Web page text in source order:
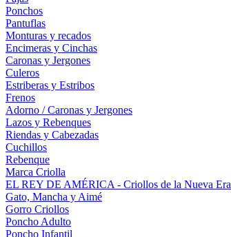
Ponchos
Pantuflas
Monturas y recados
Encimeras y Cinchas
Caronas y Jergones
Culeros
Estriberas y Estribos
Frenos
Adorno / Caronas y Jergones
Lazos y Rebenques
Riendas y Cabezadas
Cuchillos
Rebenque
Marca Criolla
EL REY DE AMÉRICA - Criollos de la Nueva Era
Gato, Mancha y Aimé
Gorro Criollos
Poncho Adulto
Poncho Infantil